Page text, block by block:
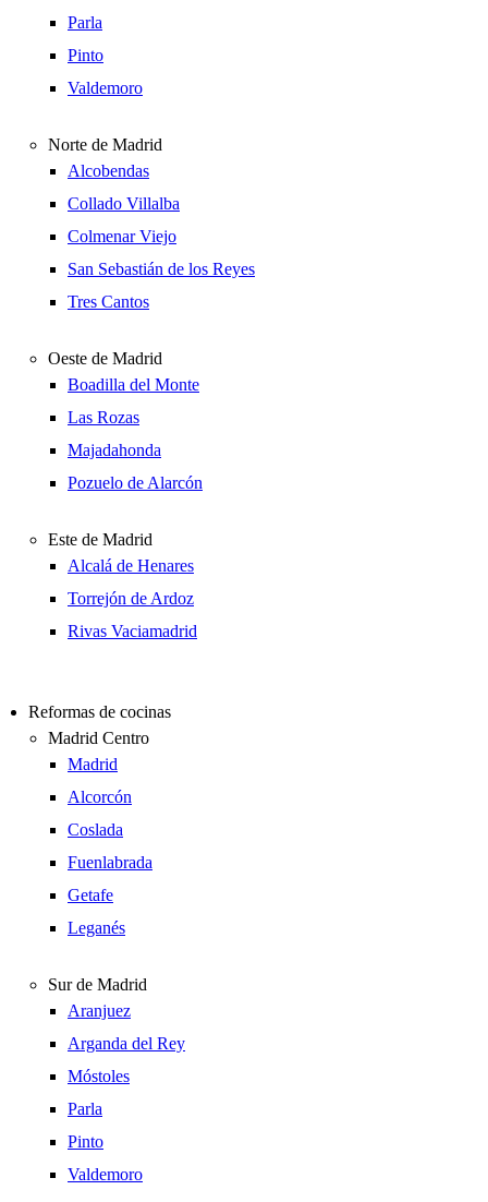
Parla
Pinto
Valdemoro
Norte de Madrid
Alcobendas
Collado Villalba
Colmenar Viejo
San Sebastián de los Reyes
Tres Cantos
Oeste de Madrid
Boadilla del Monte
Las Rozas
Majadahonda
Pozuelo de Alarcón
Este de Madrid
Alcalá de Henares
Torrejón de Ardoz
Rivas Vaciamadrid
Reformas de cocinas
Madrid Centro
Madrid
Alcorcón
Coslada
Fuenlabrada
Getafe
Leganés
Sur de Madrid
Aranjuez
Arganda del Rey
Móstoles
Parla
Pinto
Valdemoro